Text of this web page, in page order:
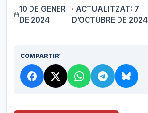
10 DE GENER
DE 2024
· ACTUALITZAT: 7
D’OCTUBRE DE 2024
COMPARTIR: